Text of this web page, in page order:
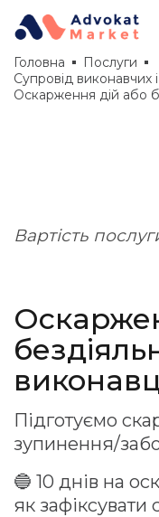
Головна
Послуги
Cупровід виконавчих
Оскарження дій або
Вартість
Підготуємо
зупинення/
🔵 10 днів на
як зафіксувати